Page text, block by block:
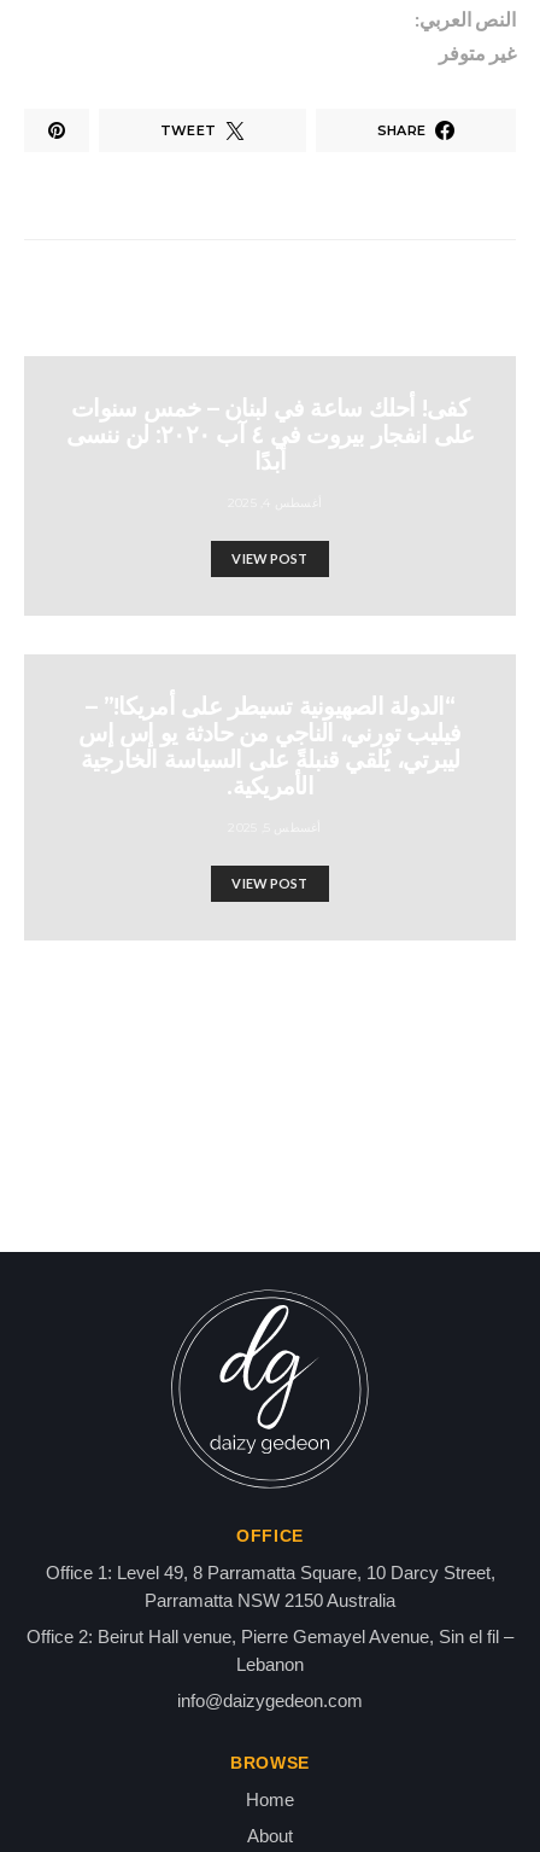
النص العربي:
غير متوفر
SHARE
TWEET
كفى! أحلك ساعة في لبنان – خمس سنوات
على انفجار بيروت في ٤ آب ٢٠٢٠: لن ننسى
أبدًا
VIEW POST
“الدولة الصهيونية تسيطر على أمريكا!” –
فيليب تورني، الناجي من حادثة يو إس إس
ليبرتي، يُلقي قنبلةً على السياسة الخارجية
الأمريكية.
VIEW POST